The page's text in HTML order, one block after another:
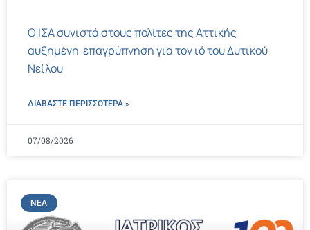
Ο ΙΣΑ συνιστά στους πολίτες της Αττικής
αυξημένη επαγρύπνηση για τον ιό του Δυτικού
Νείλου
ΔΙΑΒΑΣΤΕ ΠΕΡΙΣΣΌΤΕΡΑ »
07/08/2026
ΝΈΑ